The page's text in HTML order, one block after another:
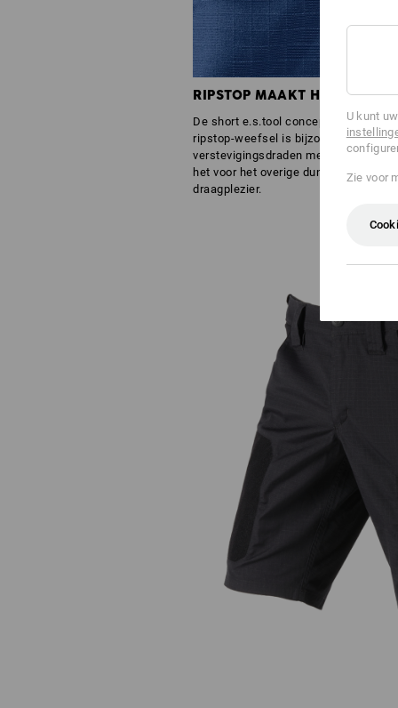
RIPSTOP MAAKT HET
De short e.s.tool concept doet wat
ripstop-weefsel is bijzonder
verstevigingsdraden met
het voor het overige dunnere
draagplezier.
U kunt
Zie voor